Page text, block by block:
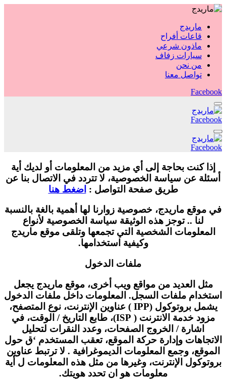
ماريدج
قاعات أفراح
ماذون شرعي
سيارات زفاف
من نحن
تواصل معنا
Facebook
Facebook
Facebook
إذا كنت بحاجة إلى أي مزيد من المعلومات أو لديك أية
أسئلة عن سياسة الخصوصية، لا تتردد في الاتصال بنا عن
طريق صفحة التواصل : اضغط هنا
في موقع ماريدج، خصوصية زوارنا لها أهمية بالغة بالنسبة
لنا .. توجز هذه الوثيقة سياسة الخصوصية لأنواع
المعلومات الشخصية التي تجمعها وتلقى موقع ماريدج
وكيفية استخدامها.
ملفات الدخول
مثل العديد من مواقع ويب أخرى، موقع ماريدج يجعل
استخدام ملفات السجل. المعلومات داخل ملفات الدخول
يشمل بروتوكول (IPP ) عناوين الإنترنت، نوع المتصفح،
مزود خدمة الانترنت ( ISP)، طابع التاريخ / الوقت، في
اشارة / الخروج الصفحات، وعدد النقرات لتحليل
الاتجاهات وإدارة حركة الموقع، تعقب المستخدم ‘ق حول
الموقع، وجمع المعلومات الديموغرافية . لا ترتبط عناوين
بروتوكول الإنترنت، وغيرها من مثل هذه المعلومات ل أية
معلومات هو ان تحدد هويتك.